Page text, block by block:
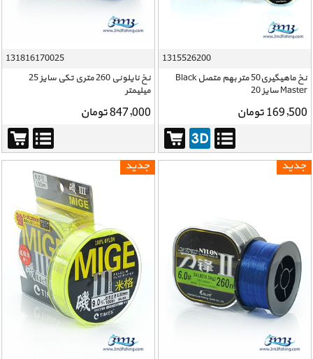
1315526200
نخ ماهیگیری50 متر بهم متصل Black
Master سایز 20
169,500 تومان
131816170025
نخ نایلونی 260 متری تکی سایز 25
میلیمتر
847,000 تومان
جدید جدید